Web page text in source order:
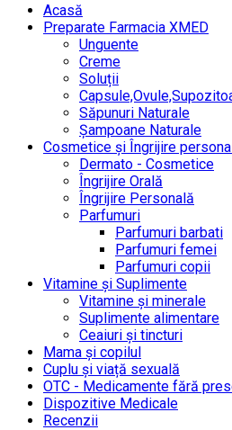
Acasă
Preparate Farmacia XMED
Unguente
Creme
Soluții
Săpunuri Naturale
Șampoane Naturale
Cosmetice și Îngrijire
Dermato - Cosmetice
Îngrijire Orală
Îngrijire Personală
Parfumuri
Parfumuri barbati
Parfumuri femei
Parfumuri copii
Vitamine și Suplimente
Vitamine și minerale
Suplimente alimentare
Ceaiuri și tincturi
Mama și copilul
Cuplu și viață sexuală
OTC - Medicamente fără
Dispozitive Medicale
Recenzii